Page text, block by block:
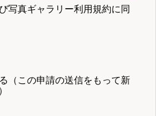
写真ギャラリー利用規約に同
（この申請の送信をもって新